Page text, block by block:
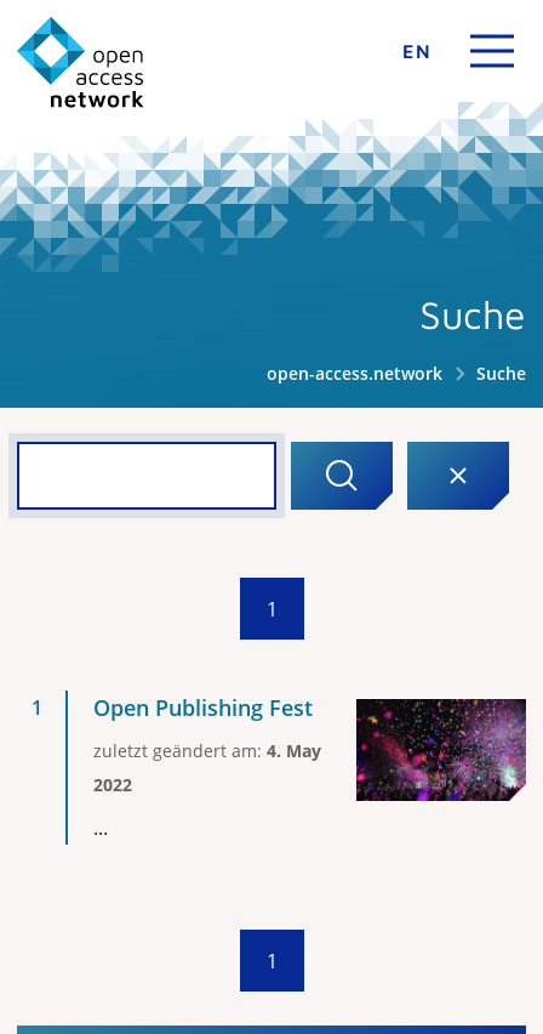
EN
Suche
open-access.network Suche
1
Open Publishing Fest
zuletzt geändert am: 4. May
2022
...
1